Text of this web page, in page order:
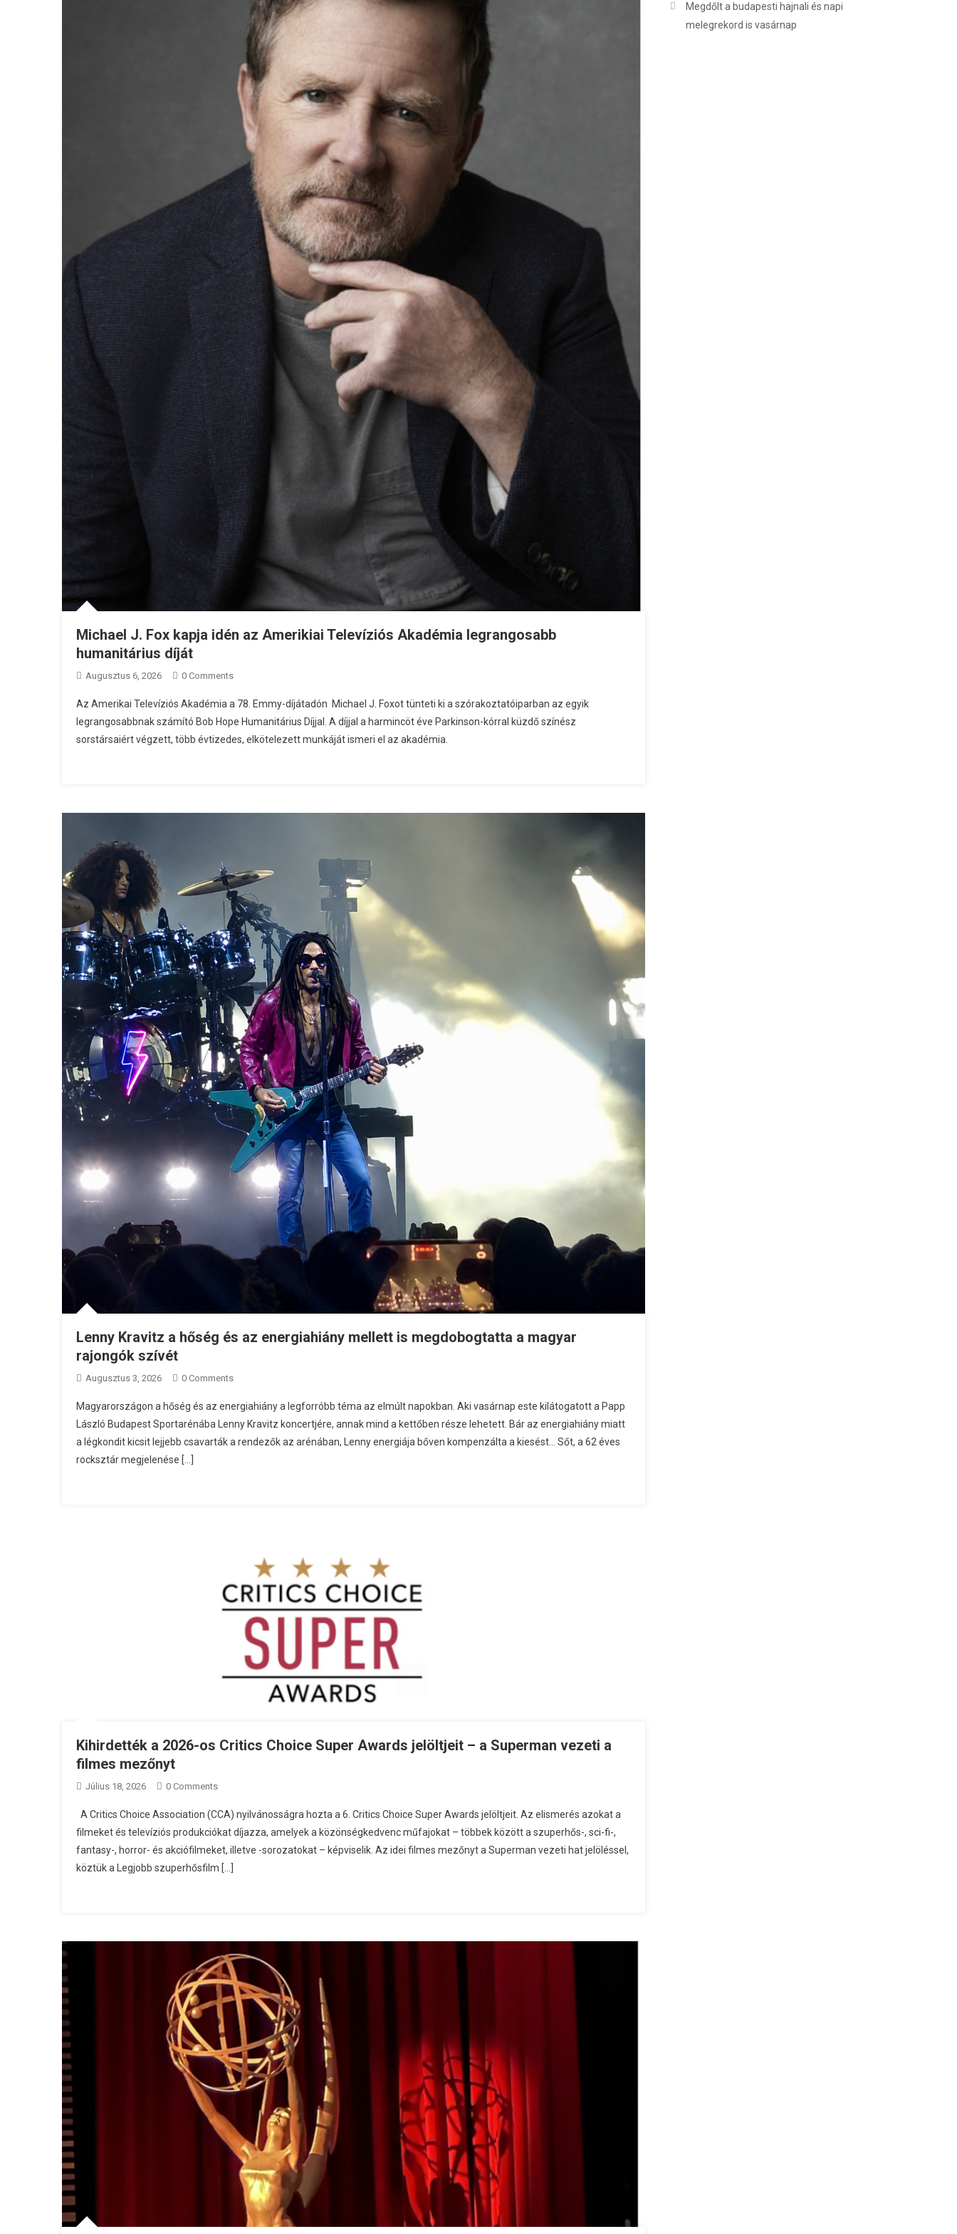
Michael J. Fox kapja idén az Amerikiai Televíziós Akadémia legrangosabb
humanitárius díját
Augusztus 6, 2026 0 Comments
Az Amerikai Televíziós Akadémia a 78. Emmy-díjátadón Michael J. Foxot tünteti ki a szórakoztatóiparban az egyik
legrangosabbnak számító Bob Hope Humanitárius Díjjal. A díjjal a harmincöt éve Parkinson-kórral küzdő színész
sorstársaiért végzett, több évtizedes, elkötelezett munkáját ismeri el az akadémia.
Lenny Kravitz a hőség és az energiahiány mellett is megdobogtatta a magyar
rajongók szívét
Augusztus 3, 2026 0 Comments
Magyarországon a hőség és az energiahiány a legforróbb téma az elmúlt napokban. Aki vasárnap este kilátogatott a Papp
László Budapest Sportarénába Lenny Kravitz koncertjére, annak mind a kettőben része lehetett. Bár az energiahiány miatt
a légkondit kicsit lejjebb csavarták a rendezők az arénában, Lenny energiája bőven kompenzálta a kiesést… Sőt, a 62 éves
rocksztár megjelenése […]
Kihirdették a 2026-os Critics Choice Super Awards jelöltjeit – a Superman vezeti a
filmes mezőnyt
Július 18, 2026 0 Comments
A Critics Choice Association (CCA) nyilvánosságra hozta a 6. Critics Choice Super Awards jelöltjeit. Az elismerés azokat a
filmeket és televíziós produkciókat díjazza, amelyek a közönségkedvenc műfajokat – többek között a szuperhős-, sci-fi-,
fantasy-, horror- és akciófilmeket, illetve -sorozatokat – képviselik. Az idei filmes mezőnyt a Superman vezeti hat jelöléssel,
köztük a Legjobb szuperhősfilm […]
Megdőlt a budapesti hajnali és napi
melegrekord is vasárnap